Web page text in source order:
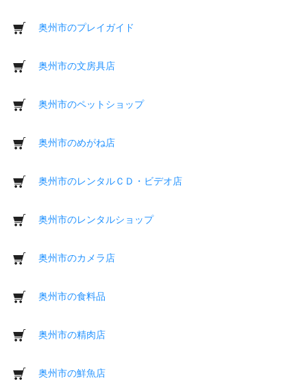
奥州市のプレイガイド
奥州市の文房具店
奥州市のペットショップ
奥州市のめがね店
奥州市のレンタルＣＤ・ビデオ店
奥州市のレンタルショップ
奥州市のカメラ店
奥州市の食料品
奥州市の精肉店
奥州市の鮮魚店